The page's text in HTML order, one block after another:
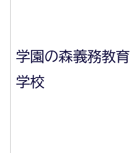
学園の森義務教育
学校